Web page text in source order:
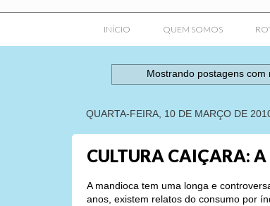
INÍCIO QUEM SOMOS
Mostrando postagens
QUARTA-FEIRA, 10 DE MARÇO DE
CULTURA CAIÇARA:
A mandioca tem uma longa e
anos, existem relatos do consumo por